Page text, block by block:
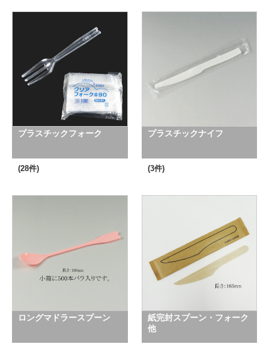
プラスチックフォーク
(28件)
プラスチックナイフ
(3件)
ロングマドラースプーン
紙完封スプーン・フォーク
他